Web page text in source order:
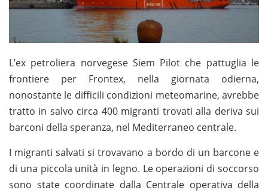
L’ex petroliera norvegese Siem Pilot che pattuglia le
frontiere per Frontex, nella giornata odierna,
nonostante le difficili condizioni meteomarine, avrebbe
tratto in salvo circa 400 migranti trovati alla deriva sui
barconi della speranza, nel Mediterraneo centrale.
I migranti salvati si trovavano a bordo di un barcone e
di una piccola unità in legno. Le operazioni di soccorso
sono state coordinate dalla Centrale operativa della